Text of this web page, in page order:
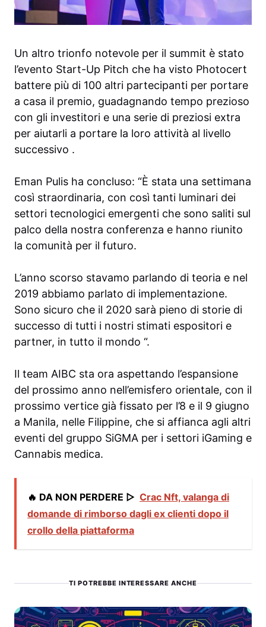
Un altro trionfo notevole per il summit è stato
l’evento Start-Up Pitch che ha visto Photocert
battere più di 100 altri partecipanti per portare
a casa il premio, guadagnando tempo prezioso
con gli investitori e una serie di preziosi extra
per aiutarli a portare la loro attività al livello
successivo .
Eman Pulis ha concluso: “È stata una settimana
così straordinaria, con così tanti luminari dei
settori tecnologici emergenti che sono saliti sul
palco della nostra conferenza e hanno riunito
la comunità per il futuro.
L’anno scorso stavamo parlando di teoria e nel
2019 abbiamo parlato di implementazione.
Sono sicuro che il 2020 sarà pieno di storie di
successo di tutti i nostri stimati espositori e
partner, in tutto il mondo “.
Il team AIBC sta ora aspettando l’espansione
del prossimo anno nell’emisfero orientale, con il
prossimo vertice già fissato per l’8 e il 9 giugno
a Manila, nelle Filippine, che si affianca agli altri
eventi del gruppo SiGMA per i settori iGaming e
Cannabis medica.
🔥 DA NON PERDERE ▷ Crac Nft, valanga di
domande di rimborso dagli ex clienti dopo il
crollo della piattaforma
TI POTREBBE INTERESSARE ANCHE